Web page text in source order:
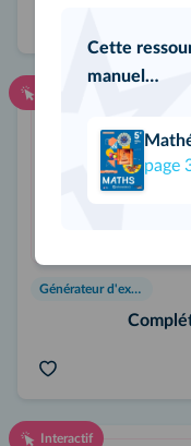
Générateur d'exercices
Interactif
Cette
manuel…
page